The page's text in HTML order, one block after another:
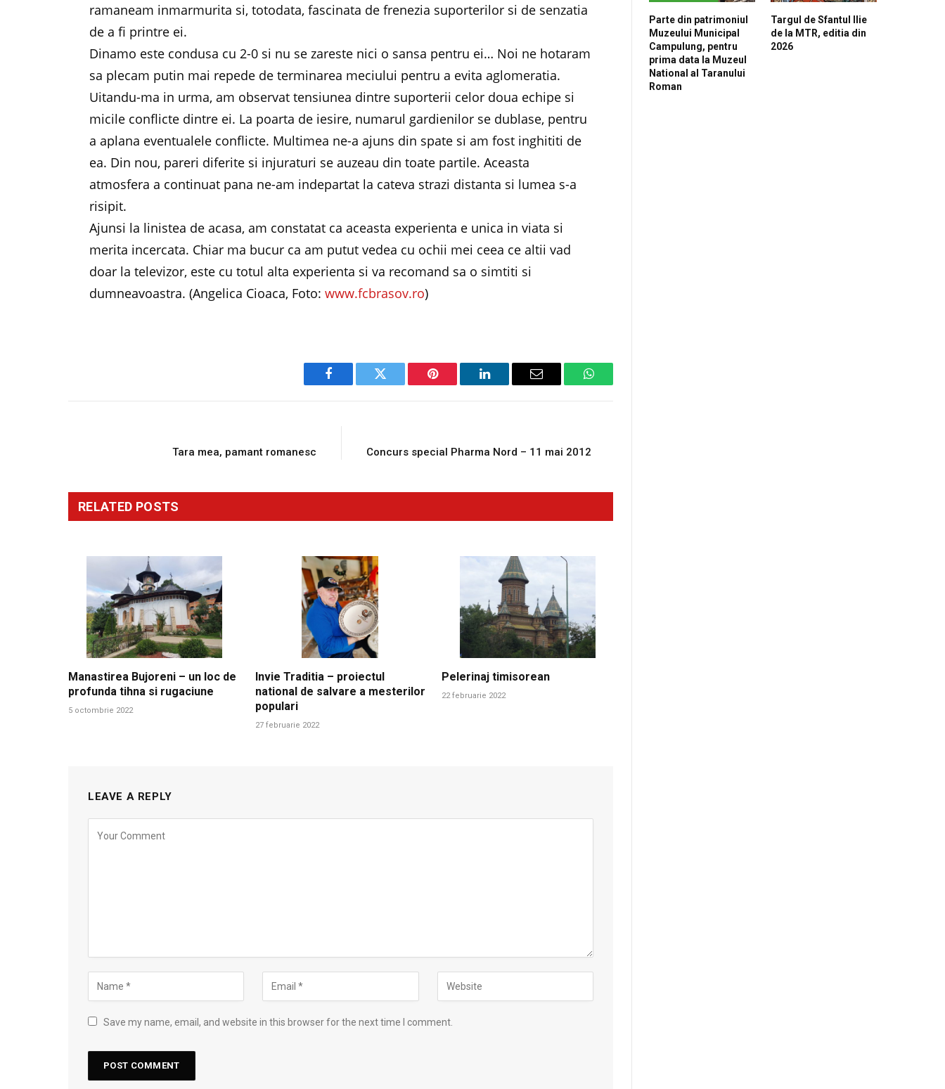
ramaneam inmarmurita si, totodata, fascinata de frenezia suporterilor si de senzatia
de a fi printre ei.
Dinamo este condusa cu 2-0 si nu se zareste nici o sansa pentru ei… Noi ne hotaram
sa plecam putin mai repede de terminarea meciului pentru a evita aglomeratia.
Uitandu-ma in urma, am observat tensiunea dintre suporterii celor doua echipe si
micile conflicte dintre ei. La poarta de iesire, numarul gardienilor se dublase, pentru
a aplana eventualele conflicte. Multimea ne-a ajuns din spate si am fost inghititi de
ea. Din nou, pareri diferite si injuraturi se auzeau din toate partile. Aceasta
atmosfera a continuat pana ne-am indepartat la cateva strazi distanta si lumea s-a
risipit.
Ajunsi la linistea de acasa, am constatat ca aceasta experienta e unica in viata si
merita incercata. Chiar ma bucur ca am putut vedea cu ochii mei ceea ce altii vad
doar la televizor, este cu totul alta experienta si va recomand sa o simtiti si
dumneavoastra. (Angelica Cioaca, Foto:www.fcbrasov.ro)
Facebook Twitter Pinterest LinkedIn Email WhatsApp
Tara mea, pamant romanesc Concurs special Pharma Nord – 11 mai 2012
RELATED POSTS
Manastirea Bujoreni – un loc de
profunda tihna si rugaciune
5 octombrie 2022
Invie Traditia – proiectul
national de salvare a mesterilor
populari
27 februarie 2022
Pelerinaj timisorean
22 februarie 2022
LEAVE A REPLY
Save my name, email, and website in this browser for the next time I comment.
Parte din patrimoniul
Muzeului Municipal
Campulung, pentru
prima data la Muzeul
National al Taranului
Roman
Targul de Sfantul Ilie
de la MTR, editia din
2026